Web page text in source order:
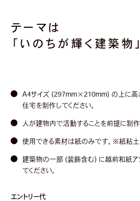
テーマは
「いのちが輝く建築物」
A4サイズ (297mm×210mm) の上に高
住宅を制作してください。
人が建物内で活動することを前提に制作
使用できる素材は紙のみです。※紙粘土
建築物の一部 (装飾含む) に越前和紙ア
てください。
エントリー代